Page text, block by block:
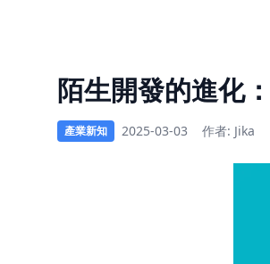
陌生開發的進化
產業新知 2025-03-03 作者: Jika